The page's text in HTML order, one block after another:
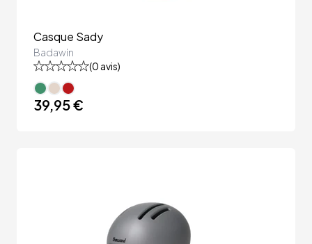
Casque Sady
Badawin
(0 avis)
39,95 €